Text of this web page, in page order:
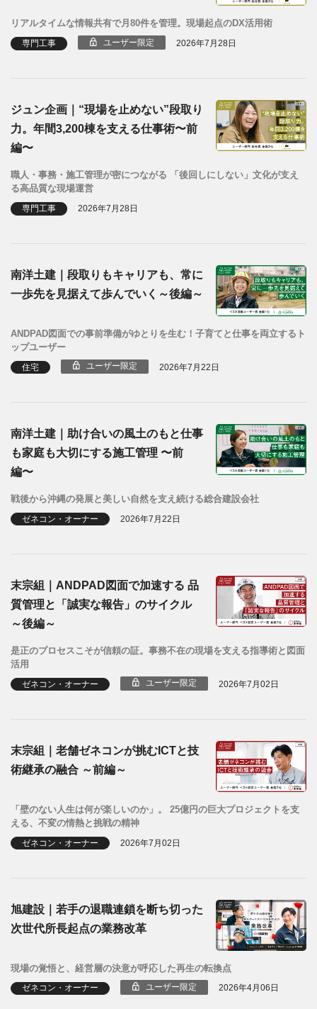
リアルタイムな情報共有で月80件を管理。現場起点のDX活用術
専門工事 ユーザー限定 2026年7月28日
ジュン企画｜“現場を止めない”段取り
力。年間3,200棟を支える仕事術〜前
編〜
職人・事務・施工管理が密につながる 「後回しにしない」文化が支え
る高品質な現場運営
専門工事 2026年7月28日
南洋土建｜段取りもキャリアも、常に
一歩先を見据えて歩んでいく～後編～
ANDPAD図面での事前準備がゆとりを生む！子育てと仕事を両立するト
ップユーザー
住宅 ユーザー限定 2026年7月22日
南洋土建｜助け合いの風土のもと仕事
も家庭も大切にする施工管理 〜前
編〜
戦後から沖縄の発展と美しい自然を支え続ける総合建設会社
ゼネコン・オーナー 2026年7月22日
末宗組｜ANDPAD図面で加速する 品
質管理と「誠実な報告」のサイクル
～後編～
是正のプロセスこそが信頼の証。事務不在の現場を支える指導術と図面
活用
ゼネコン・オーナー ユーザー限定 2026年7月02日
末宗組｜老舗ゼネコンが挑むICTと技
術継承の融合 ～前編～
「壁のない人生は何が楽しいのか」。 25億円の巨大プロジェクトを支
える、不変の情熱と挑戦の精神
ゼネコン・オーナー 2026年7月02日
旭建設｜若手の退職連鎖を断ち切った
次世代所長起点の業務改革
現場の覚悟と、経営層の決意が呼応した再生の転換点
ゼネコン・オーナー ユーザー限定 2026年4月06日